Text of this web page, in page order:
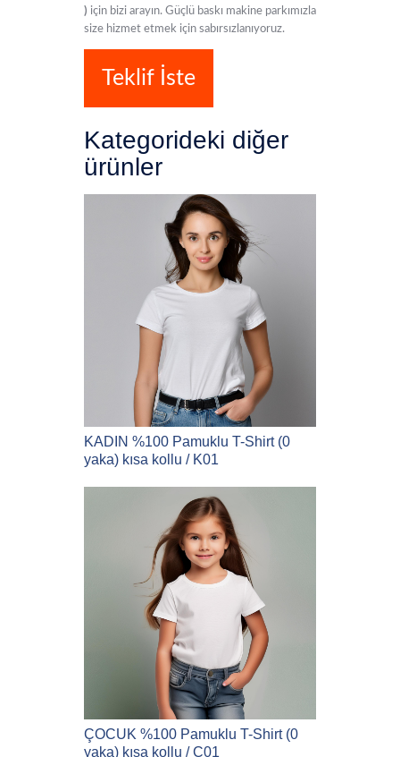
) için bizi arayın. Güçlü baskı makine parkımızla
size hizmet etmek için sabırsızlanıyoruz.
Teklif İste
Kategorideki diğer
ürünler
KADIN %100 Pamuklu T-Shirt (0
yaka) kısa kollu / K01
ÇOCUK %100 Pamuklu T-Shirt (0
yaka) kısa kollu / Ç01